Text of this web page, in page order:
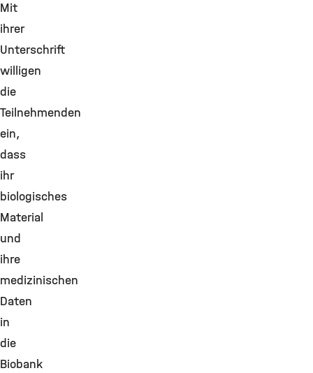
Mit
ihrer
Unterschrift
willigen
die
Teilnehmenden
ein,
dass
ihr
biologisches
Material
und
ihre
medizinischen
Daten
in
die
Biobank